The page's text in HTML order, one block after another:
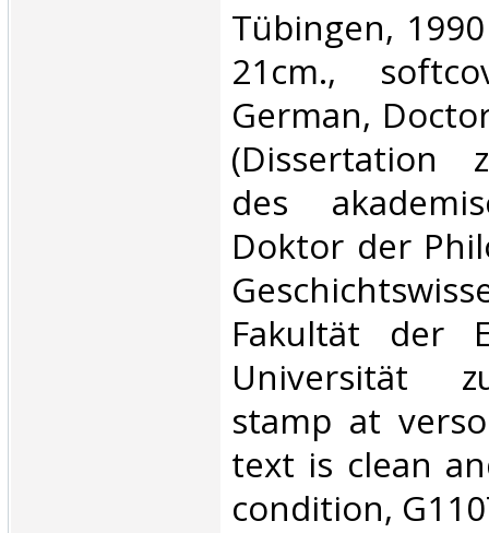
‎Tübingen,
21cm.,
German,
(Dissertation
des
Doktor der
Fakultät der
Universität
stamp at
text is clean
condition,